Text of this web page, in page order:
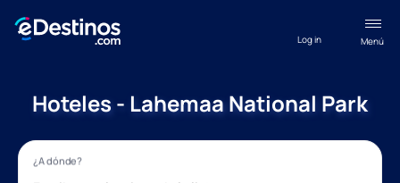
Menú
Log in
Hoteles - Lahemaa National Park